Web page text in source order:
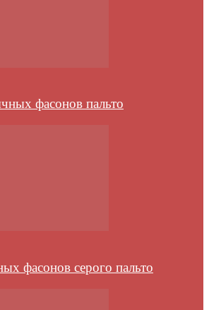
фасонов пальто
фасонов серого пальто